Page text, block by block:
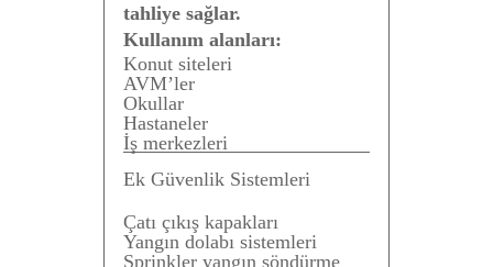
tahliye sağlar.
Kullanım alanları:
Konut siteleri
AVM’ler
Okullar
Hastaneler
İş merkezleri
Ek Güvenlik Sistemleri
Çatı çıkış kapakları
Yangın dolabı sistemleri
Sprinkler yangın söndürme